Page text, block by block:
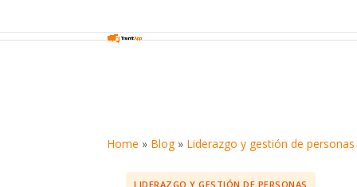
Home » Blog» Liderazgo y gestión de personas
LIDERAZGO Y GESTIÓN DE PERSONAS